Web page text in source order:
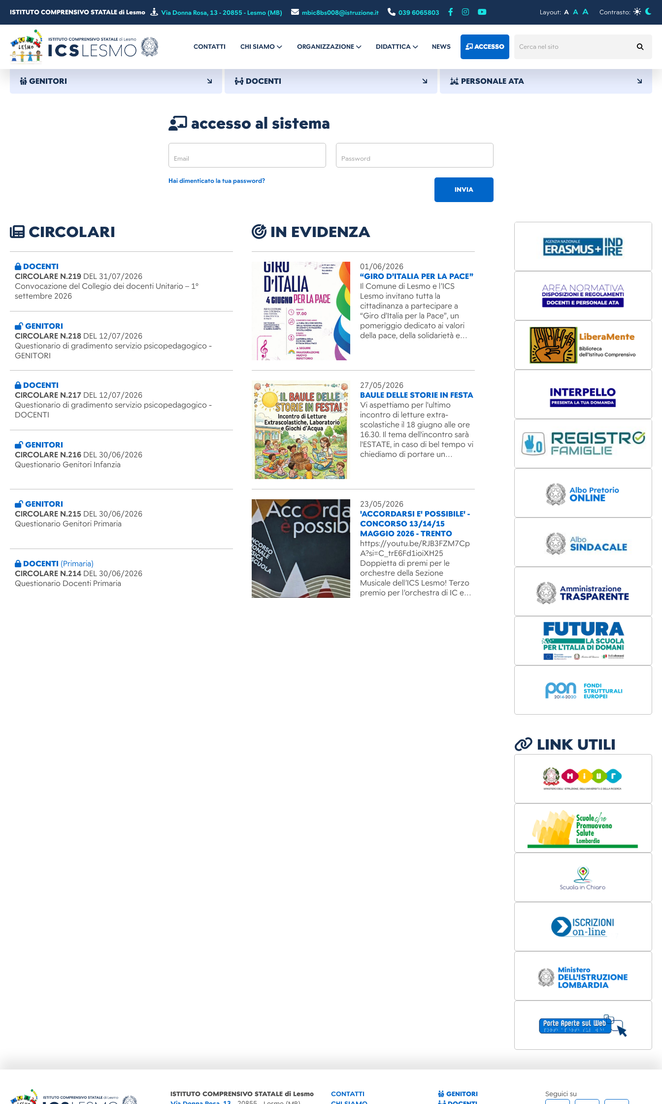
ISTITUTO COMPRENSIVO STATALE di Lesmo Via Donna Rosa, 13 - 20855 - Lesmo (MB) mbic8bs008@istruzione.it 039 6065803 Layout: A A A Contrasto:
CONTATTI CHI SIAMO ORGANIZZAZIONE DIDATTICA NEWS ACCESSO
GENITORI DOCENTI PERSONALE ATA
accesso al sistema
Hai dimenticato la tua password?
INVIA
CIRCOLARI
DOCENTI
CIRCOLARE N.219 DEL 31/07/2026
Convocazione del Collegio dei docenti Unitario – 1°
settembre 2026
GENITORI
CIRCOLARE N.218 DEL 12/07/2026
Questionario di gradimento servizio psicopedagogico -
GENITORI
DOCENTI
CIRCOLARE N.217 DEL 12/07/2026
Questionario di gradimento servizio psicopedagogico -
DOCENTI
GENITORI
CIRCOLARE N.216 DEL 30/06/2026
Questionario Genitori Infanzia
GENITORI
CIRCOLARE N.215 DEL 30/06/2026
Questionario Genitori Primaria
DOCENTI (Primaria)
CIRCOLARE N.214 DEL 30/06/2026
Questionario Docenti Primaria
IN EVIDENZA
01/06/2026
“GIRO D’ITALIA PER LA PACE”
Il Comune di Lesmo e l’ICS
Lesmo invitano tutta la
cittadinanza a partecipare a
“Giro d’Italia per la Pace”, un
pomeriggio dedicato ai valori
della pace, della solidarietà e…
27/05/2026
BAULE DELLE STORIE IN FESTA
Vi aspettiamo per l'ultimo
incontro di letture extra-
scolastiche il 18 giugno alle ore
16.30. Il tema dell'incontro sarà
l'ESTATE, in caso di bel tempo vi
chiediamo di portare un…
23/05/2026
'ACCORDARSI E' POSSIBILE' -
CONCORSO 13/14/15
MAGGIO 2026 - TRENTO
https://youtu.be/RJB3FZM7Cp
A?si=C_trE6Fd1ioiXH25
Doppietta di premi per le
orchestre della Sezione
Musicale dell’ICS Lesmo! Terzo
premio per l’orchestra di IC e…
LINK UTILI
ISTITUTO COMPRENSIVO STATALE di Lesmo
CONTATTI
GENITORI
Seguici su